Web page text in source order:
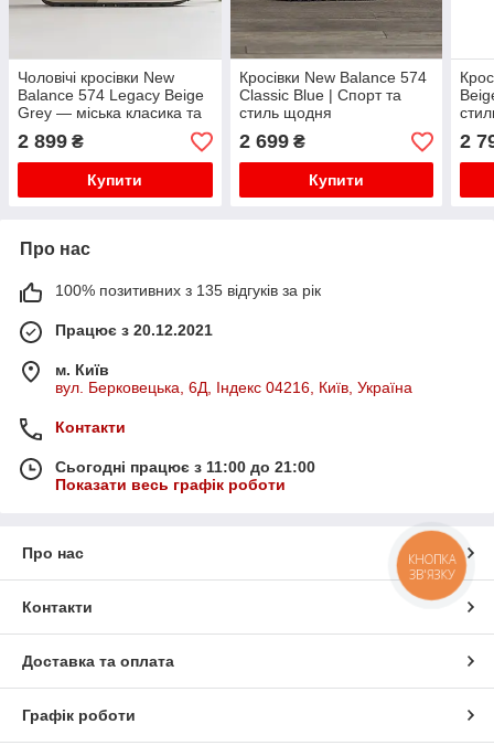
Чоловічі кросівки New
Balance 574 Legacy Beige
Grey — міська класика та
комфорт
2 899 ₴
Купити
Кросівки New Balance 574
Classic Blue | Спорт та
стиль щодня
2 699₴
Купити
2
Про нас
100% позитивних з 135 відгуків за рік
Працює з 20.12.2021
м. Київ
вул. Берковецька, 6Д, Індекс 04216, Київ, Україна
Контакти
Сьогодні працює з 11:00 до 21:00
Показати весь графік роботи
Про нас
Контакти
Доставка та оплата
Графік роботи
КНОПКА
ЗВ'ЯЗКУ